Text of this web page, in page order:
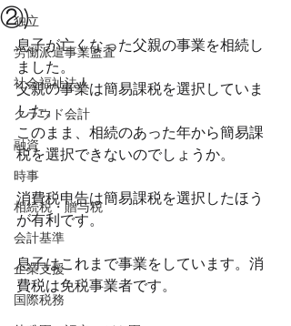
独立
労働派遣事業監査
社会福祉法人
クラウド会計
融資
時事
相続税・贈与税
会計基準
企業支援
国際税務
②)
息子が亡くなった父親の事業を相続し
ました。
父親の事業は簡易課税を選択していま
した。
このまま、相続のあった年から簡易課
税を選択できないのでしょうか。
消費税申告は簡易課税を選択したほう
が有利です。
息子はこれまで事業をしています。消
費税は免税事業者です。